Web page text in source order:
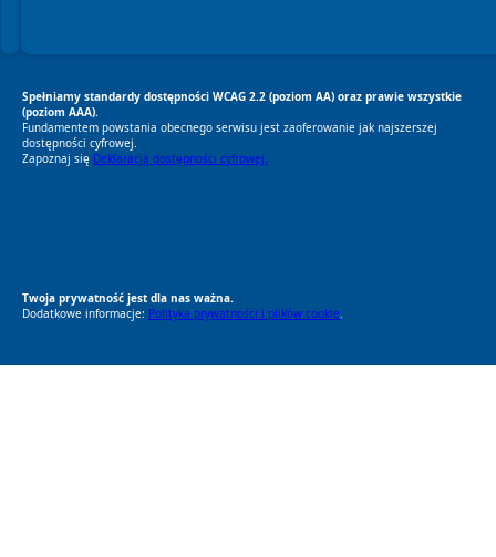
Spełniamy standardy dostępności WCAG 2.2 (poziom AA) oraz prawie wszystkie
(poziom AAA).
Fundamentem powstania obecnego serwisu jest zaoferowanie jak najszerszej
dostępności cyfrowej.
Zapoznaj się Deklaracją dostępności cyfrowej.
Twoja prywatność jest dla nas ważna.
Dodatkowe informacje: Polityka prywatności i plików cookie